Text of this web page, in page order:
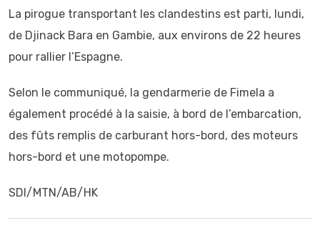
La pirogue transportant les clandestins est parti, lundi,
de Djinack Bara en Gambie, aux environs de 22 heures
pour rallier l’Espagne.
Selon le communiqué, la gendarmerie de Fimela a
également procédé à la saisie, à bord de l’embarcation,
des fûts remplis de carburant hors-bord, des moteurs
hors-bord et une motopompe.
SDI/MTN/AB/HK